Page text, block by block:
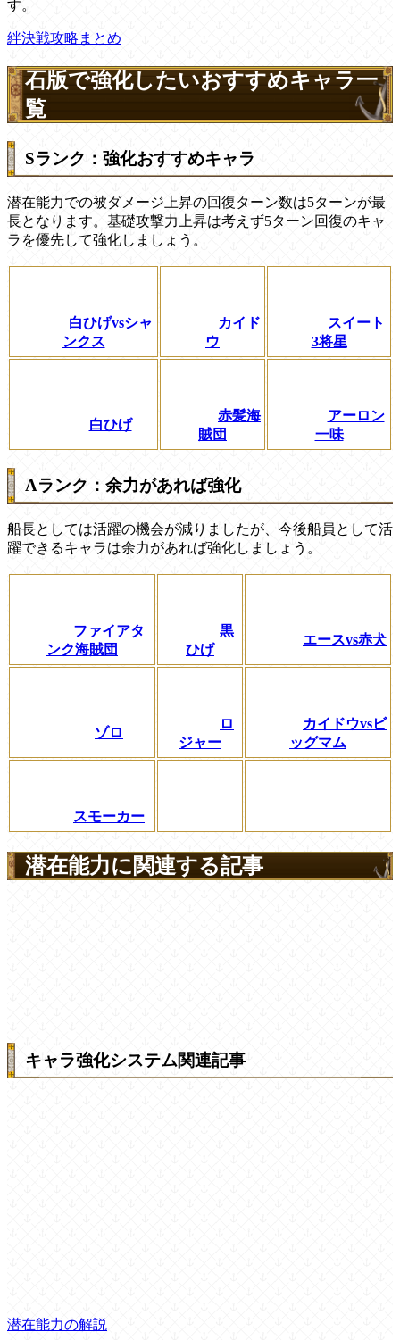
す。
絆決戦攻略まとめ
石版で強化したいおすすめキャラ一
覧
Sランク：強化おすすめキャラ
潜在能力での被ダメージ上昇の回復ターン数は5ターンが最
長となります。基礎攻撃力上昇は考えず5ターン回復のキャ
ラを優先して強化しましょう。
白ひげvsシャ
ンクス
カイド
ウ
スイート
3将星
白ひげ
赤髪海
賊団
アーロン
一味
Aランク：余力があれば強化
船長としては活躍の機会が減りましたが、今後船員として活
躍できるキャラは余力があれば強化しましょう。
ファイアタ
ンク海賊団
黒
ひげ
エースvs赤犬
ゾロ
ロ
ジャー
カイドウvsビ
ッグマム
スモーカー
潜在能力に関連する記事
キャラ強化システム関連記事
潜在能力の解説